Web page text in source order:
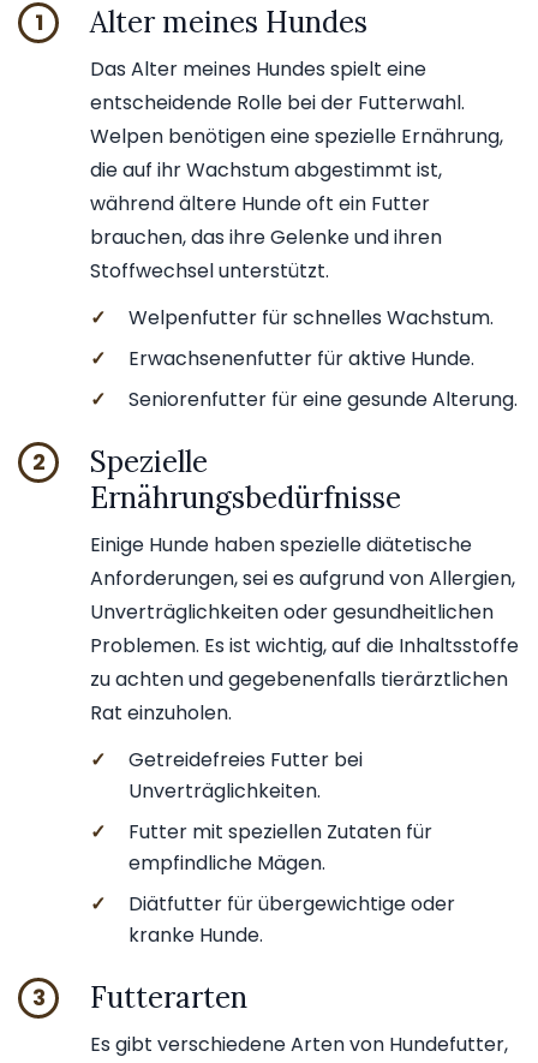
1 Alter meines Hundes
Das Alter meines Hundes spielt eine
entscheidende Rolle bei der Futterwahl.
Welpen benötigen eine spezielle Ernährung,
die auf ihr Wachstum abgestimmt ist,
während ältere Hunde oft ein Futter
brauchen, das ihre Gelenke und ihren
Stoffwechsel unterstützt.
✓
Welpenfutter für schnelles Wachstum.
✓
Erwachsenenfutter für aktive Hunde.
✓
Seniorenfutter für eine gesunde Alterung.
2
Spezielle
Ernährungsbedürfnisse
Einige Hunde haben spezielle diätetische
Anforderungen, sei es aufgrund von Allergien,
Unverträglichkeiten oder gesundheitlichen
Problemen. Es ist wichtig, auf die Inhaltsstoffe
zu achten und gegebenenfalls tierärztlichen
Rat einzuholen.
✓
Getreidefreies Futter bei
Unverträglichkeiten.
✓
Futter mit speziellen Zutaten für
empfindliche Mägen.
✓
Diätfutter für übergewichtige oder
kranke Hunde.
3 Futterarten
Es gibt verschiedene Arten von Hundefutter,